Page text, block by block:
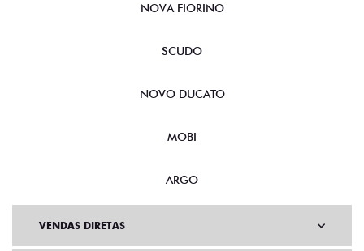
NOVA FIORINO
SCUDO
NOVO DUCATO
MOBI
ARGO
VENDAS DIRETAS